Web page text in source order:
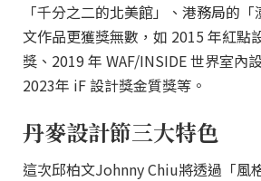
「千分之二的北美館」、港務局的
文作品更獲獎無數，如 2015 年紅點
獎、2019 年 WAF/INSIDE 世界室內
2023年 iF 設計獎金質獎等。
丹麥設計節三大特色
這次邱柏文Johnny Chiu將透過「風